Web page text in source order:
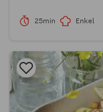
25min Enkel